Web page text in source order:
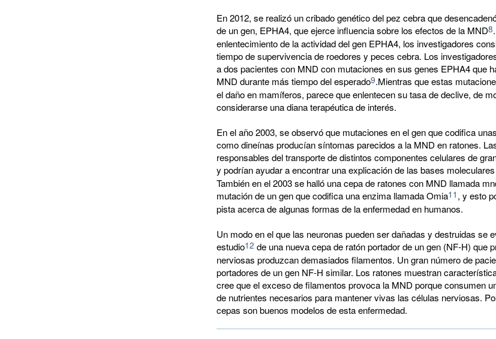
En 2012, se realizó un cribado genético del pez cebra que
de un gen, EPHA4, que ejerce influencia sobre los efectos de la MND8
enlentecimiento de la actividad del gen EPHA4, los investigadores
tiempo de supervivencia de roedores y peces cebra. Los
a dos pacientes con MND con mutaciones en sus genes EPHA4 que
MND durante más tiempo del esperado9.Mientras que estas
el daño en mamíferos, parece que enlentecen su tasa de declive, de
considerarse una diana terapéutica de interés.
En el año 2003, se observó que mutaciones en el gen que codifica
como dineínas producían síntomas parecidos a la MND en ratones.
responsables del transporte de distintos componentes celulares de
y podrían ayudar a encontrar una explicación de las bases
También en el 2003 se halló una cepa de ratones con MND llamada
mutación de un gen que codifica una enzima llamada Omia11 , y esto
pista acerca de algunas formas de la enfermedad en humanos.
Un modo en el que las neuronas pueden ser dañadas y destruidas se
estudio12 de una nueva cepa de ratón portador de un gen (NF-H) que
nerviosas produzcan demasiados filamentos. Un gran número de
portadores de un gen NF-H similar. Los ratones muestran
cree que el exceso de filamentos provoca la MND porque consumen
de nutrientes necesarios para mantener vivas las células nerviosas.
cepas son buenos modelos de esta enfermedad.